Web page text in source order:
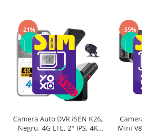
-21%
Camera Auto DVR iSEN K26,
Negru, 4G LTE, 2" IPS, 4K
-55%
Mini